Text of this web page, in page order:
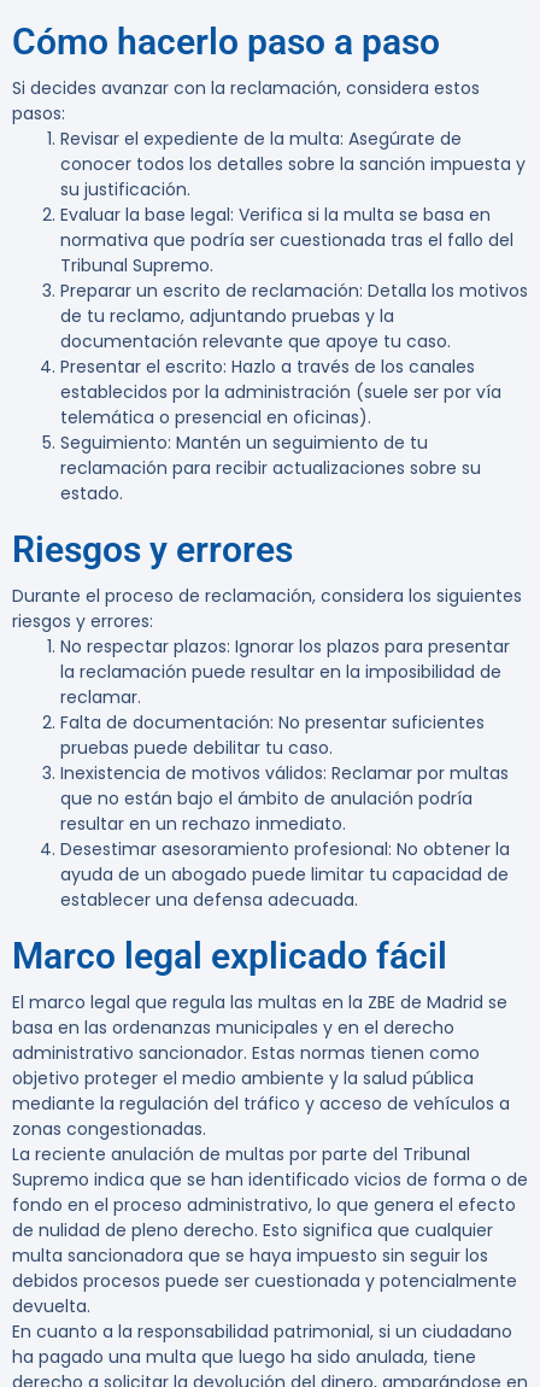
Cómo hacerlo paso a paso
Si decides avanzar con la reclamación, considera estos
pasos:
Revisar el expediente de la multa: Asegúrate de
conocer todos los detalles sobre la sanción impuesta y
su justificación.
Evaluar la base legal: Verifica si la multa se basa en
normativa que podría ser cuestionada tras el fallo del
Tribunal Supremo.
Preparar un escrito de reclamación: Detalla los motivos
de tu reclamo, adjuntando pruebas y la
documentación relevante que apoye tu caso.
Presentar el escrito: Hazlo a través de los canales
establecidos por la administración (suele ser por vía
telemática o presencial en oficinas).
Seguimiento: Mantén un seguimiento de tu
reclamación para recibir actualizaciones sobre su
estado.
Riesgos y errores
Durante el proceso de reclamación, considera los siguientes
riesgos y errores:
No respectar plazos: Ignorar los plazos para presentar
la reclamación puede resultar en la imposibilidad de
reclamar.
Falta de documentación: No presentar suficientes
pruebas puede debilitar tu caso.
Inexistencia de motivos válidos: Reclamar por multas
que no están bajo el ámbito de anulación podría
resultar en un rechazo inmediato.
Desestimar asesoramiento profesional: No obtener la
ayuda de un abogado puede limitar tu capacidad de
establecer una defensa adecuada.
Marco legal explicado fácil
El marco legal que regula las multas en la ZBE de Madrid se
basa en las ordenanzas municipales y en el derecho
administrativo sancionador. Estas normas tienen como
objetivo proteger el medio ambiente y la salud pública
mediante la regulación del tráfico y acceso de vehículos a
zonas congestionadas.
La reciente anulación de multas por parte del Tribunal
Supremo indica que se han identificado vicios de forma o de
fondo en el proceso administrativo, lo que genera el efecto
de nulidad de pleno derecho. Esto significa que cualquier
multa sancionadora que se haya impuesto sin seguir los
debidos procesos puede ser cuestionada y potencialmente
devuelta.
En cuanto a la responsabilidad patrimonial, si un ciudadano
ha pagado una multa que luego ha sido anulada, tiene